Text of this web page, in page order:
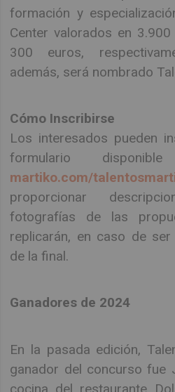
formación y
Center valorados en
300 euros,
además, será nombrado
Cómo Inscribirse
Los interesados pueden
formulario
martiko.com/
proporcionar
fotografías de las
replicarán, en caso de
de la final.
Ganadores de 2024
En la pasada edición,
ganador del concurso fue
cocina del restaurante